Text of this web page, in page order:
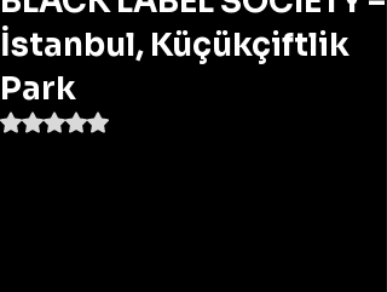
İstanbul, Küçükçiftlik
Park
5 üzerinden NaN yıldız